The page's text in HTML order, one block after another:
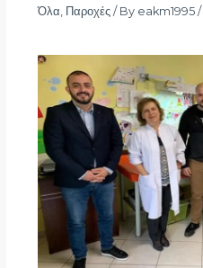
Όλα, Παροχές/ By eakm1995 /